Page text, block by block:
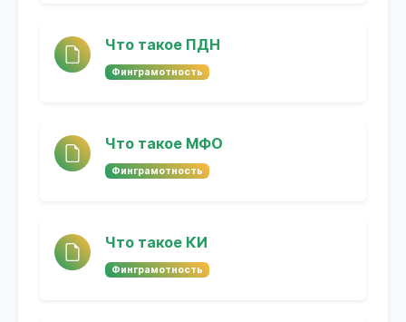
Что такое ПДН
Финграмотность
Что такое МФО
Финграмотность
Что такое КИ
Финграмотность